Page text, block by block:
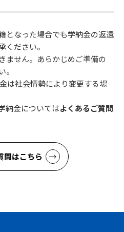
となった場合でも学納金の返還
ください。
ません。あらかじめご準備の
。
は社会情勢により変更する場
納金についてはよくあるご質問
問はこちら